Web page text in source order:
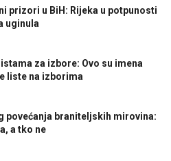
prizori u BiH: Rijeka u potpunosti
uginula
za izbore: Ovo su imena
liste na izborima
povećanja braniteljskih mirovina:
a tko ne